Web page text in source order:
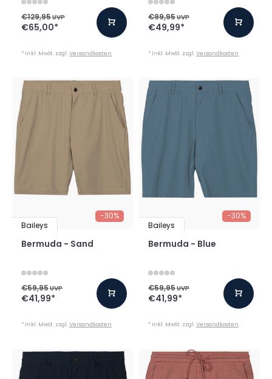
€129,95UVP
€65,00*
* Inkl. MwSt. zzgl.Versandkosten
€99,95UVP
€49,99*
* Inkl. MwSt. zzgl.Versandkosten
-30%
Baileys
Bermuda - Sand
€59,95UVP
€41,99*
* Inkl. MwSt. zzgl.Versandkosten
-30%
Baileys
Bermuda - Blue
€59,95UVP
€41,99*
* Inkl. MwSt. zzgl.Versandkosten